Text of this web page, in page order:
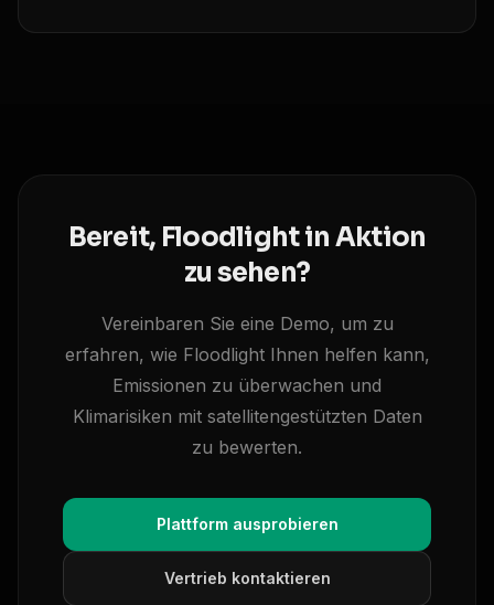
Bereit, Floodlight in Aktion
zu sehen?
Vereinbaren Sie eine Demo, um zu
erfahren, wie Floodlight Ihnen helfen kann,
Emissionen zu überwachen und
Klimarisiken mit satellitengestützten Daten
zu bewerten.
Plattform ausprobieren
Vertrieb kontaktieren